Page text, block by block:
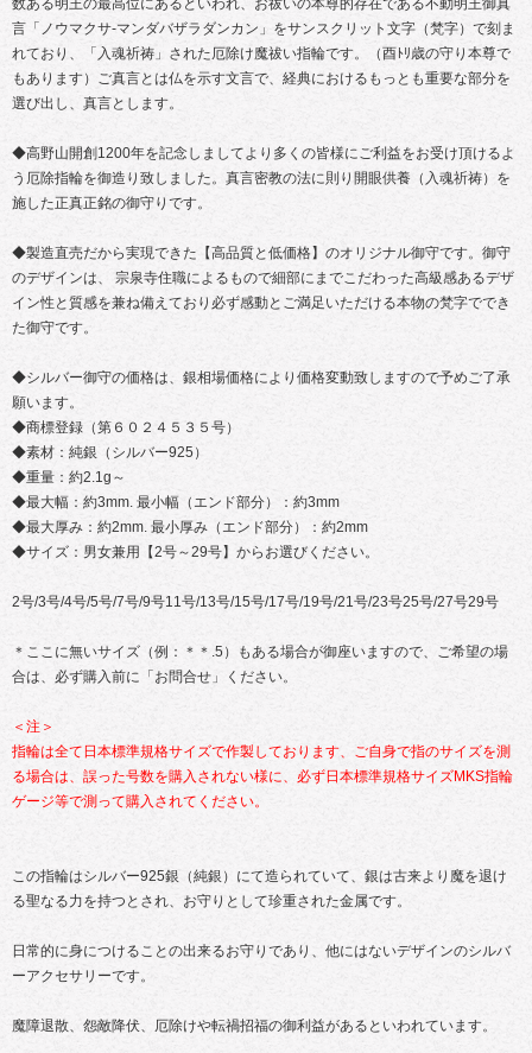
数ある明王の最高位にあるといわれ、お祓いの本尊的存在である不動明王御真
言「ノウマクサ-マンダバザラダンカン」をサンスクリット文字（梵字）で刻ま
れており、「入魂祈祷」された厄除け魔祓い指輪です。（酉ﾄﾘ歳の守り本尊で
もあります）ご真言とは仏を示す文言で、経典におけるもっとも重要な部分を
選び出し、真言とします。
◆高野山開創1200年を記念しましてより多くの皆様にご利益をお受け頂けるよ
う厄除指輪を御造り致しました。真言密教の法に則り開眼供養（入魂祈祷）を
施した正真正銘の御守りです。
◆製造直売だから実現できた【高品質と低価格】のオリジナル御守です。御守
のデザインは、 宗泉寺住職によるもので細部にまでこだわった高級感あるデザ
イン性と質感を兼ね備えており必ず感動とご満足いただける本物の梵字ででき
た御守です。
◆シルバー御守の価格は、銀相場価格により価格変動致しますので予めご了承
願います。
◆商標登録（第６０２４５３５号）
◆素材：純銀（シルバー925）
◆重量：約2.1g～
◆最大幅：約3mm. 最小幅（エンド部分）：約3mm
◆最大厚み：約2mm. 最小厚み（エンド部分）：約2mm
◆サイズ：男女兼用【2号～29号】からお選びください。
2号/3号/4号/5号/7号/9号11号/13号/15号/17号/19号/21号/23号25号/27号29号
＊ここに無いサイズ（例：＊＊.5）もある場合が御座いますので、ご希望の場
合は、必ず購入前に「お問合せ」ください。
＜注＞
指輪は全て日本標準規格サイズで作製しております、ご自身で指のサイズを測
る場合は、誤った号数を購入されない様に、必ず日本標準規格サイズMKS指輪
ゲージ等で測って購入されてください。
この指輪はシルバー925銀（純銀）にて造られていて、銀は古来より魔を退け
る聖なる力を持つとされ、お守りとして珍重された金属です。
日常的に身につけることの出来るお守りであり、他にはないデザインのシルバ
ーアクセサリーです。
魔障退散、怨敵降伏、厄除けや転禍招福の御利益があるといわれています。